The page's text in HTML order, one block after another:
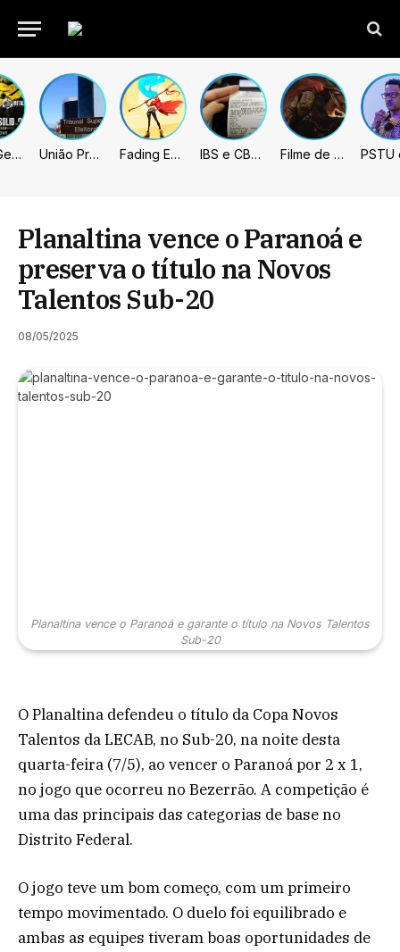
Metal Gear Solid: Master Collection 2 terá legendas e menus em portugues União Progressista e PL terão mais tempo de propaganda eleitoral Fading Echo – Review IBS e CBS necessitarão constar nas notas fiscais com início desta 2ª. Entenda Filme de Elden Ring tem gravações concluídas, mas ainda fica longe do lançamento
Planaltina vence o Paranoá e
preserva o título na Novos
Talentos Sub-20
08/05/2025
Planaltina vence o Paranoá e garante o título na Novos Talentos
Sub-20
O Planaltina defendeu o título da Copa Novos
Talentos da LECAB, no Sub-20, na noite desta
quarta-feira (7/5), ao vencer o Paranoá por 2 x 1,
no jogo que ocorreu no Bezerrão. A competição é
uma das principais das categorias de base no
Distrito Federal.
O jogo teve um bom começo, com um primeiro
tempo movimentado. O duelo foi equilibrado e
ambas as equipes tiveram boas oportunidades de